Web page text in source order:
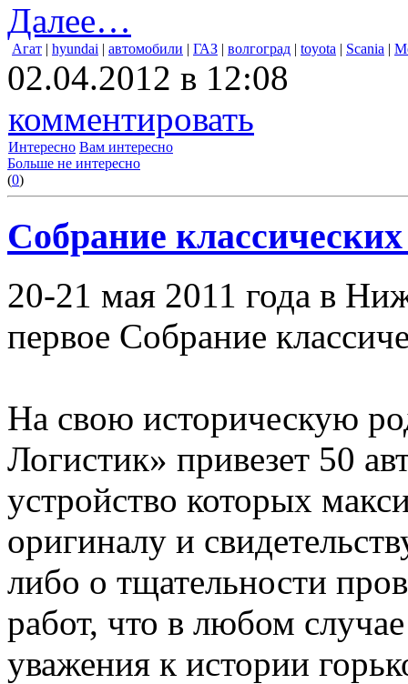
Далее…
Агат | hyundai | автомобили | ГАЗ | волгоград | toyota | Scania |
02.04.2012 в 12:08
комментировать
Интересно Вам интересно
Больше не интересно
(0)
Собрание
20-21 мая 2011 года в
первое Собрание
На свою историческую
Логистик» привезет 50
устройство которых
оригиналу и
либо о тщательности
работ, что в любом
уважения к истории